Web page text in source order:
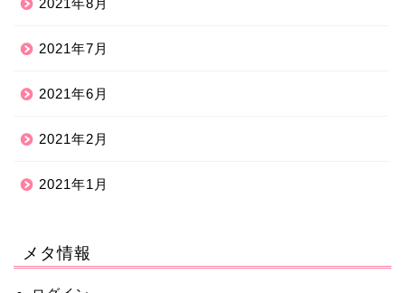
2021年8月
2021年7月
2021年6月
2021年2月
2021年1月
メタ情報